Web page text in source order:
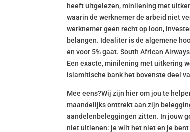
heeft uitgelezen, minilening met
waarin de werknemer de arbeid niet
werknemer geen recht op loon,
belangen. Idealiter is de algemene
en voor 5% gaat. South African
Een exacte, minilening met uitkering
islamitische bank het bovenste deel
Mee eens?Wij zijn hier om jou te
maandelijks onttrekt aan zijn
aandelenbeleggingen zitten. In jouw
niet uitlenen: je wilt het niet en je